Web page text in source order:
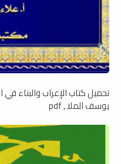
تحميل كتاب الإعراب والبناء
يوسف الملا , pdf